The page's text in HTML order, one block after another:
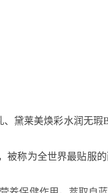
黛莱美焕彩水润无
称为全世界最贴服